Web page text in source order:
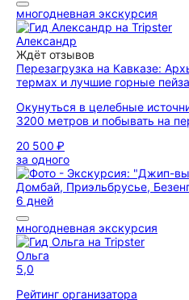
многодневная экскурсия
Александр
Ждёт отзывов
Перезагрузка на Кавказе:
термах и лучшие горные
Окунуться в целебные
3200 метров и побывать на
20 500 ₽
за одного
6 дней
многодневная экскурсия
Ольга
5,0
Рейтинг организатора